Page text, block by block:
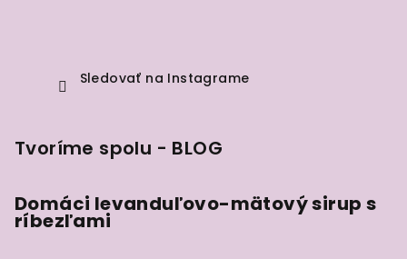
Sledovať na Instagrame
Tvoríme spolu - BLOG
Domáci levanduľovo-mätový sirup s
ríbezľami